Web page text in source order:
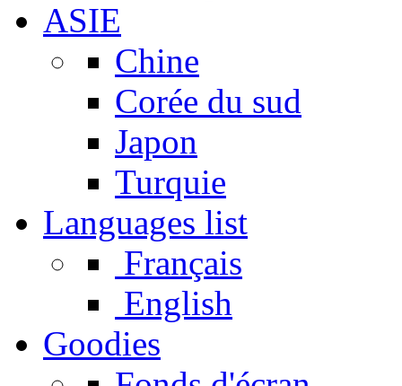
ASIE
Chine
Corée du sud
Japon
Turquie
Languages list
Français
English
Goodies